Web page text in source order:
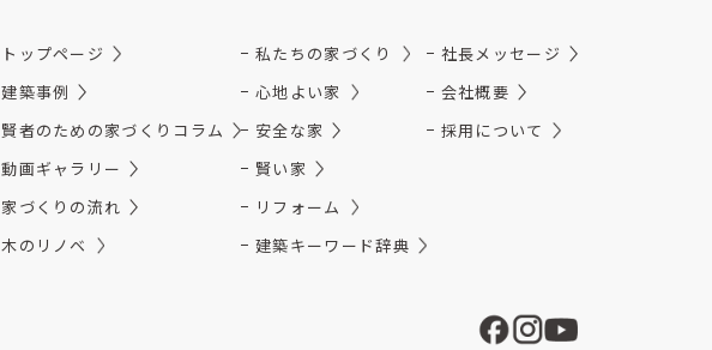
トップページ
建築事例
賢者のための家づくりコラム
動画ギャラリー
家づくりの流れ
木のリノベ
私たちの家づくり
心地よい家
安全な家
賢い家
リフォーム
建築キーワード辞典
社長メッセージ
会社概要
採用について